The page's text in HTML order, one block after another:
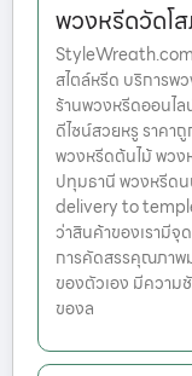
พวงหรีดวัดโ
สไตล์หรีด บริการพ
ร้านพวงหรีดออนไ
ดีไซน์สวยหรู ราค
พวงหรีดต้นไม้ พวง
ปทุมธานี พวงหรีด
delivery to
ว่าสินค้าของเรามีจุ
การคัดสรรคุณภาพ
ของตัวเอง มีความ
ของล